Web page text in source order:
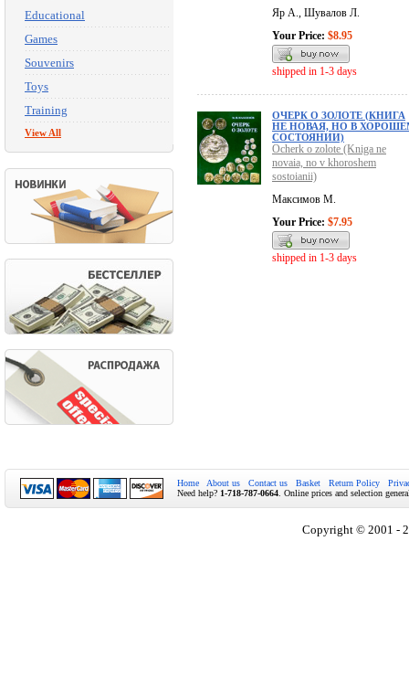
Educational
Games
Souvenirs
Toys
Training
View All
Яр А., Шувалов Л.
Your Price: $8.95
shipped in 1-3 days
ОЧЕРК О ЗОЛОТЕ (КНИГА
НЕ НОВАЯ, НО В
СОСТОЯНИИ)
Ocherk o zolote (Kniga ne
novaia, no v khoroshem
sostoianii)
Максимов М.
Your Price: $7.95
shipped in 1-3 days
Home About us Contact us Basket Return Policy
Need help? 1-718-787-0664 . Online prices and selection
Copyright © 2001 -